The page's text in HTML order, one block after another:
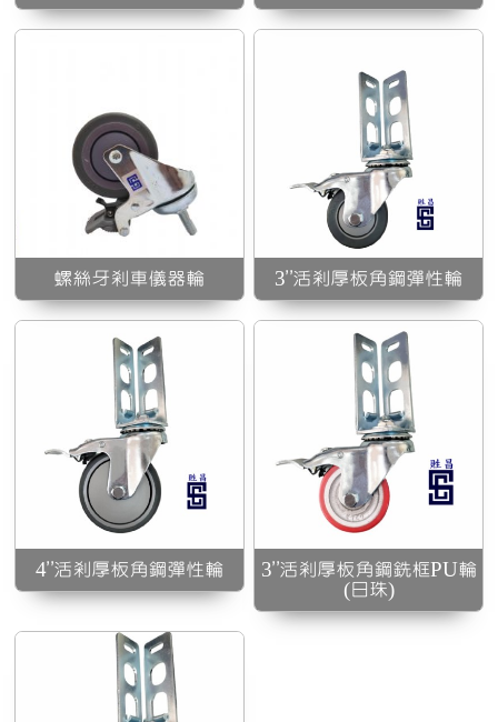
螺絲牙剎車儀器輪 3”活剎厚板角鋼彈性輪
4”活剎厚板角鋼彈性輪
3”活剎厚板角鋼銑框PU
輪(日珠)
3”活剎厚板角鋼銑框PU輪
(日珠)